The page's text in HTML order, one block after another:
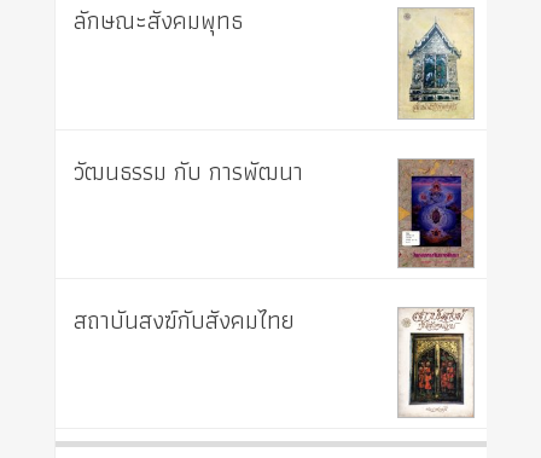
ลักษณะสังคมพุทธ
วัฒนธรรม กับ การพัฒนา
สถาบันสงฆ์กับสังคมไทย